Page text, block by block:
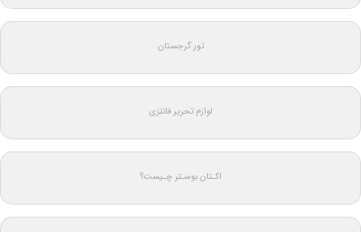
تور گرجستان
لوازم تحریر فانتزی
اکـتان بوسـتر چـیست؟